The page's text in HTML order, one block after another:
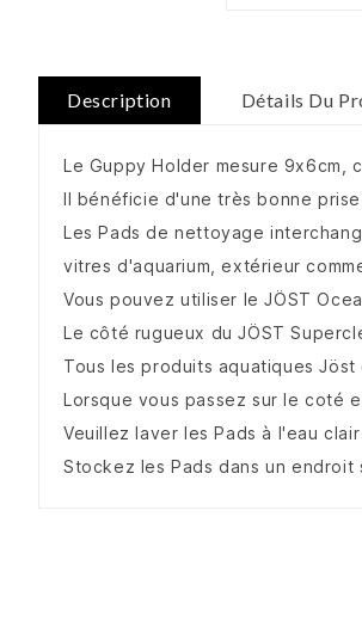
Description Détails Du
Le Guppy Holder mesure
Il bénéficie d'une très bonne
Les Pads de nettoyage
vitres d'aquarium, extérieur
Vous pouvez utiliser le JÖST
Le côté rugueux du JÖST
Tous les produits aquatiques
Lorsque vous passez sur le coté
Veuillez laver les Pads à l'eau
Stockez les Pads dans un